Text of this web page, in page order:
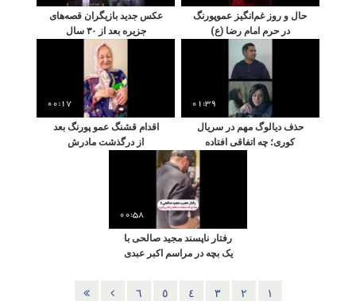
حال و روز غم‌انگیز عموپورنگ
در حرم امام رضا (ع)
عکس جدید بازیگران قصه‌های
جزیره بعد از ۳۰ سال
01:39
حذف دیالوگ مهم در سریال
کوری؛ چه اتفاقی افتاده
00:17
اقدام قشنگ عمو پورنگ بعد
از درگذشت مادرش
00:58
رفتار ناپسند مجید صالحی با
یک بچه در مراسم اکبر عبدی
١ ٢ ٣ ٤ ٥ ٦